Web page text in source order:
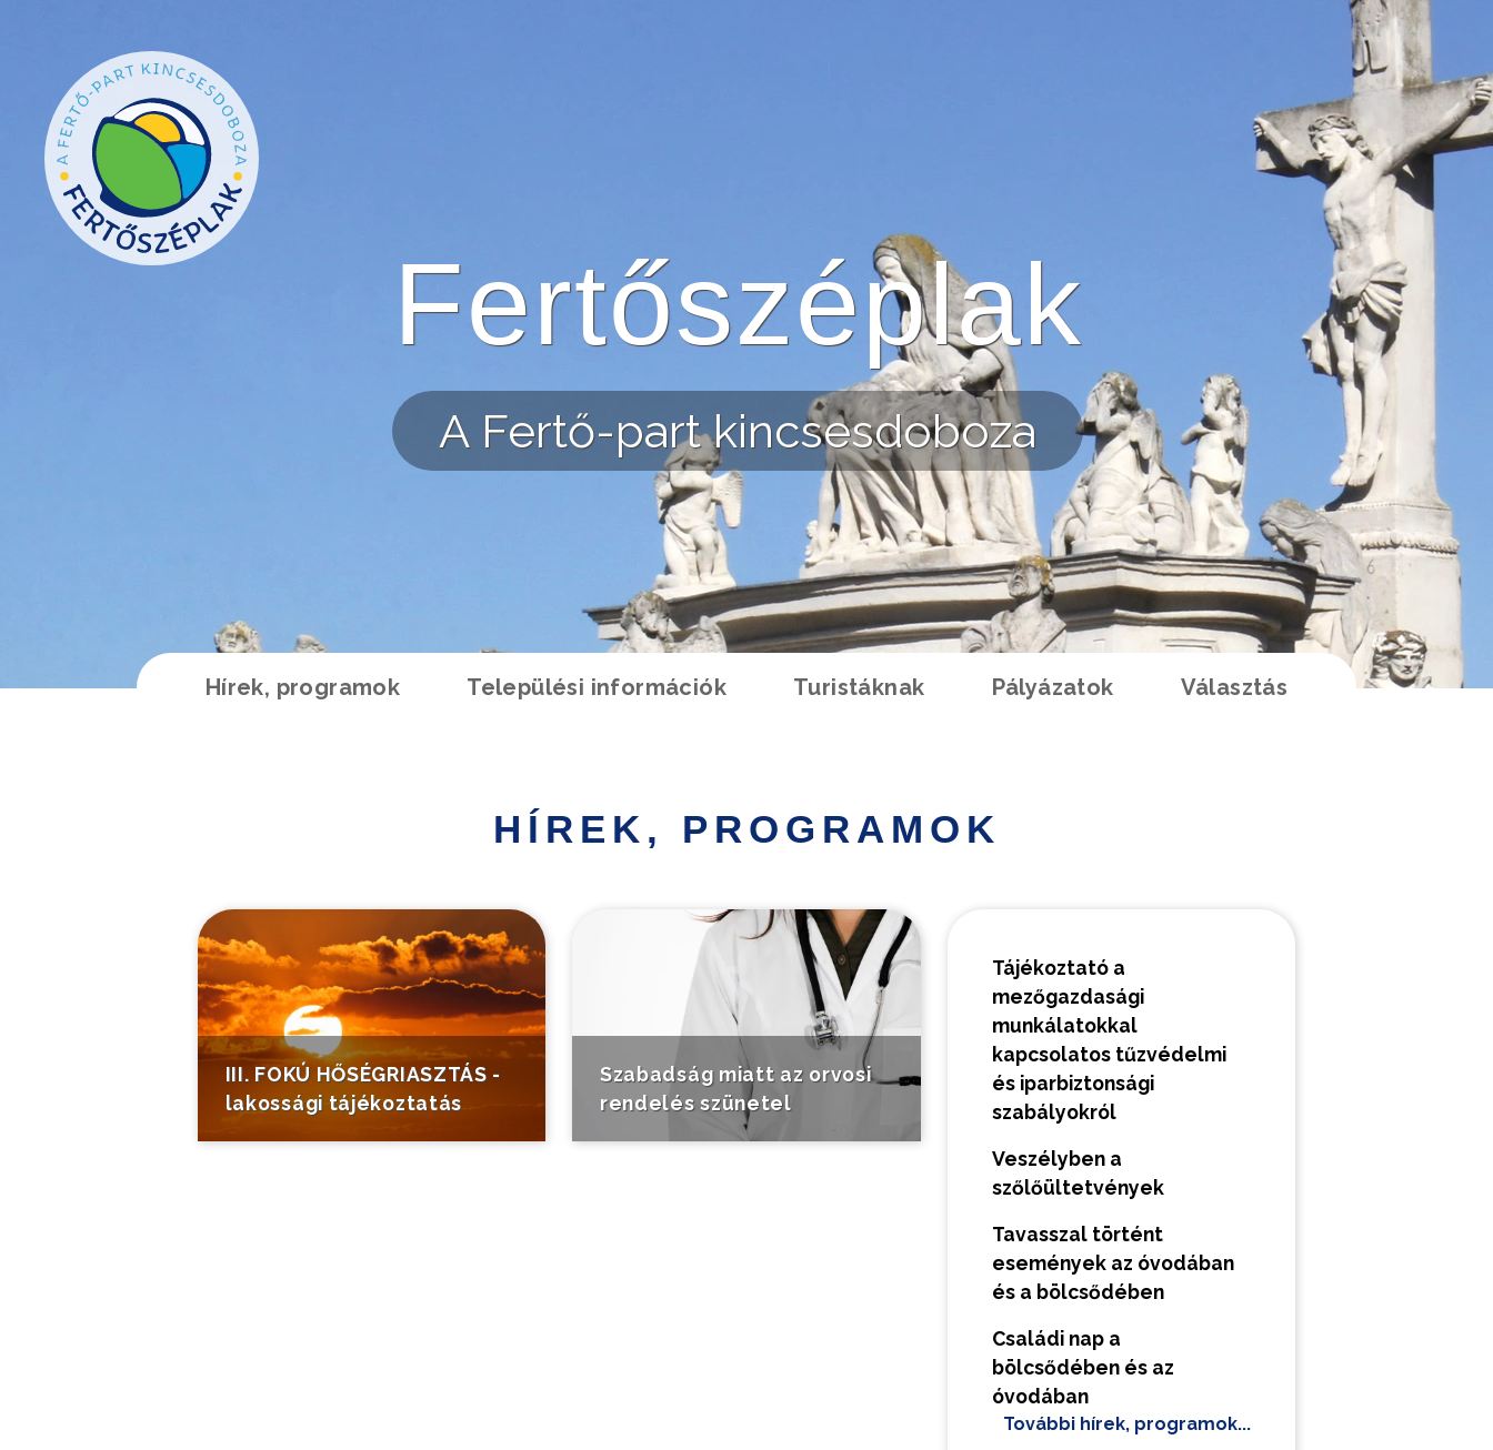
Fertőszéplak
A Fertő-part kincsesdoboza
Hírek, programok Települési információk Turistáknak Pályázatok Választás
HÍREK, PROGRAMOK
III. FOKÚ HŐSÉGRIASZTÁS -
lakossági tájékoztatás
Szabadság miatt az orvosi
rendelés szünetel
Tájékoztató a
mezőgazdasági
munkálatokkal
kapcsolatos tűzvédelmi
és iparbiztonsági
szabályokról
Veszélyben a
szőlőültetvények
Tavasszal történt
események az óvodában
és a bölcsődében
Családi nap a
bölcsődében és az
óvodában
További hírek, programok...